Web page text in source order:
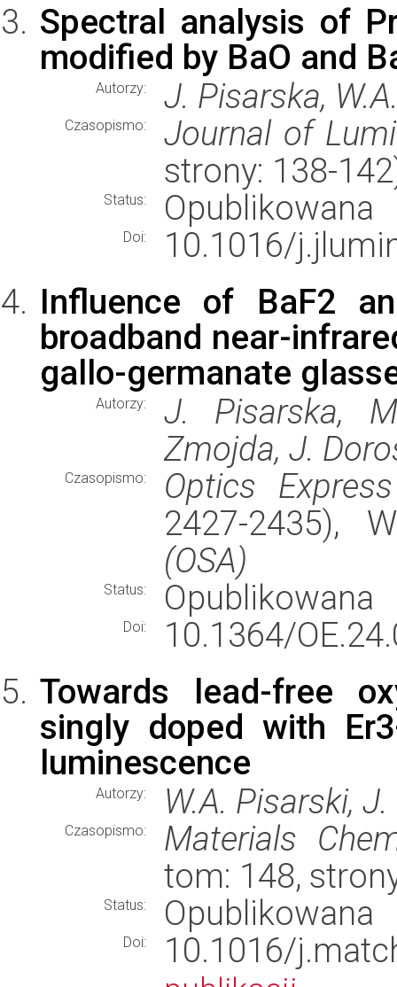
Spectral analysis of
modified by BaO and
Autorzy: J. Pisarska,
Czasopismo:
Journal of
strony: 138-
Status: Opublikowana
Doi:
10.1016/
Influence of BaF2
broadband near-
gallo-germanate
Autorzy:
J. Pisarska,
Zmojda, J.
Czasopismo: Optics Express
2427-2435),
(OSA)
Status: Opublikowana
Doi:
10.1364/
Towards lead-free
singly doped with
luminescence
Autorzy: W.A. Pisarski,
Czasopismo:
Materials
tom: 148,
Status: Opublikowana
Doi: 10.1016/